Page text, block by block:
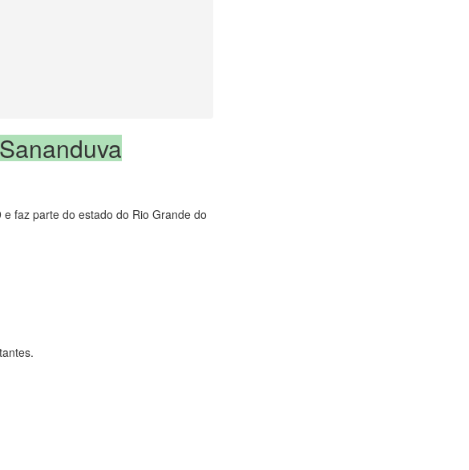
Sananduva
faz parte do estado do Rio Grande do